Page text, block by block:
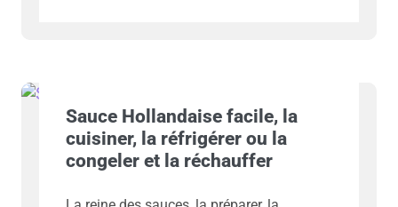
Sauce Hollandaise facile, la
cuisiner, la réfrigérer ou la
congeler et la réchauffer